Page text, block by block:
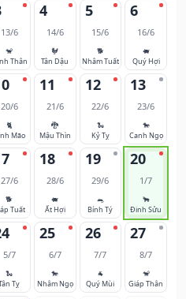
13/6
🐒
Thân
4
14/6
🐓
Tân Dậu
5
15/6
🐕
Nhâm Tuất
6
16/6
🐖
Quý Hợi
20/6
🐈
Mão
11
21/6
🐉
Mậu Thìn
12
22/6
🐍
Kỷ Tỵ
13
23/6
🐎
Canh Ngọ
27/6
🐕
Tuất
18
28/6
🐖
Ất Hợi
19
29/6
🐀
Bính Tý
20
1/7
🐂
Đinh Sửu
5/7
🐍
Tỵ
25
6/7
🐎
Nhâm Ngọ
26
7/7
🐐
Quý Mùi
27
8/7
🐒
Giáp Thân